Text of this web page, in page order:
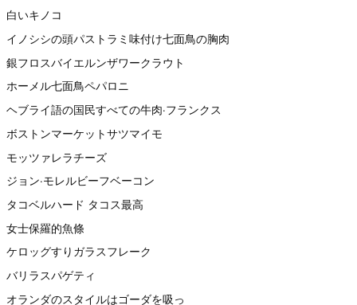
白いキノコ
イノシシの頭パストラミ味付け七面鳥の胸肉
銀フロスバイエルンザワークラウト
ホーメル七面鳥ペパロニ
ヘブライ語の国民すべての牛肉·フランクス
ボストンマーケットサツマイモ
モッツァレラチーズ
ジョン·モレルビーフベーコン
タコベルハード タコス最高
女士保羅的魚條
ケロッグすりガラスフレーク
バリラスパゲティ
オランダのスタイルはゴーダを吸っ